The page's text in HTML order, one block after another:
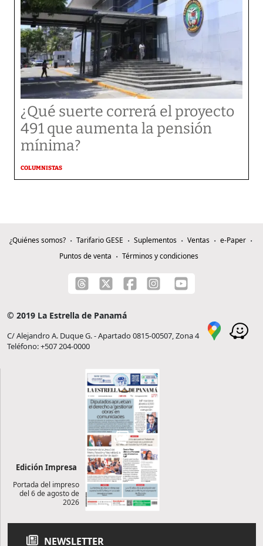
¿Qué suerte correrá el proyecto
491 que aumenta la pensión
mínima?
COLUMNISTAS
¿Quiénes somos? Tarifario GESE Suplementos Ventas
e-Paper
Puntos de venta
Términos y condiciones
© 2019 La Estrella de Panamá
C/ Alejandro A. Duque G. - Apartado 0815-00507, Zona 4
Teléfono: +507 204-0000
Edición Impresa
Portada del impreso
del 6 de agosto de
2026
NEWSLETTER